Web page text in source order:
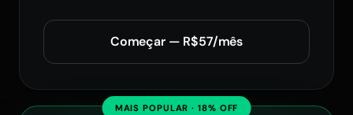
Começar — R$57/mês
MAIS POPULAR · 18% OFF